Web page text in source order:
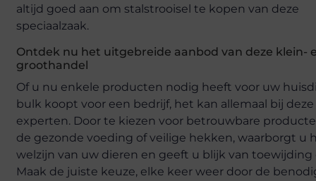
altijd goed aan om stalstrooisel te kopen van deze
speciaalzaak.
Ontdek nu het uitgebreide aanbod van deze klein-
groothandel
Of u nu enkele producten nodig heeft voor uw
bulk koopt voor een bedrijf, het kan allemaal bij deze
experten. Door te kiezen voor betrouwbare
de gezonde voeding of veilige hekken, waarborgt u
welzijn van uw dieren en geeft u blijk van toewijding
Maak de juiste keuze, elke keer weer door de